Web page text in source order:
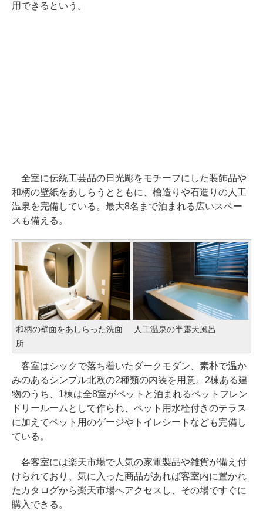
用できるという。
全室に伝統工芸品の日光彫をモチーフにした装飾品や
和柄の壁紙をあしらうとともに、檜造りや石造りの人工
温泉を完備している。最大8名まで泊まれる広いスペー
スも備える。
和柄の壁面をあしらった洗面
所
人工温泉の半露天風呂
客室はシックで落ち着いたダークモダン、素朴で温か
みのあるシンプル北欧の2種類の内装を用意。2棟ある建
物のうち、1棟は全8室がペットと泊まれるペットフレン
ドリールームとして作られ、ペット用水栓付きのテラス
に加えてペット用のゲージやトイレシートなども完備し
ている。
各客室には楽天市場で人気の家電製品や雑貨が備え付
けられており、気に入った商品があれば客室内に置かれ
たカタログから楽天市場へアクセスし、その場ですぐに
購入できる。